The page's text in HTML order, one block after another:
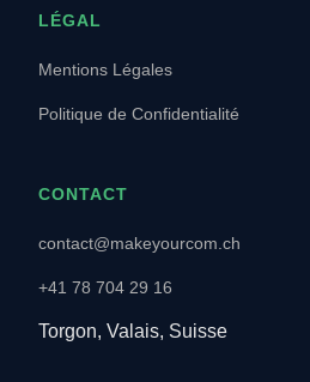
LÉGAL
Mentions Légales
Politique de Confidentialité
CONTACT
contact@makeyourcom.ch
+41 78 704 29 16
Torgon, Valais, Suisse